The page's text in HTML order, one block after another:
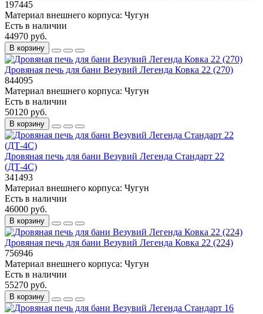
197445
Материал внешнего корпуса: Чугун
Есть в наличии
44970 руб.
В корзину
Дровяная печь для бани Везувий Легенда Ковка 22 (270)
844095
Материал внешнего корпуса: Чугун
Есть в наличии
50120 руб.
В корзину
Дровяная печь для бани Везувий Легенда Стандарт 22
(ДТ-4С)
341493
Материал внешнего корпуса: Чугун
Есть в наличии
46000 руб.
В корзину
Дровяная печь для бани Везувий Легенда Ковка 22 (224)
756946
Материал внешнего корпуса: Чугун
Есть в наличии
55270 руб.
В корзину